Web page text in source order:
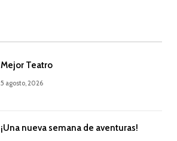
Mejor Teatro
5 agosto, 2026
¡Una nueva semana de aventuras!